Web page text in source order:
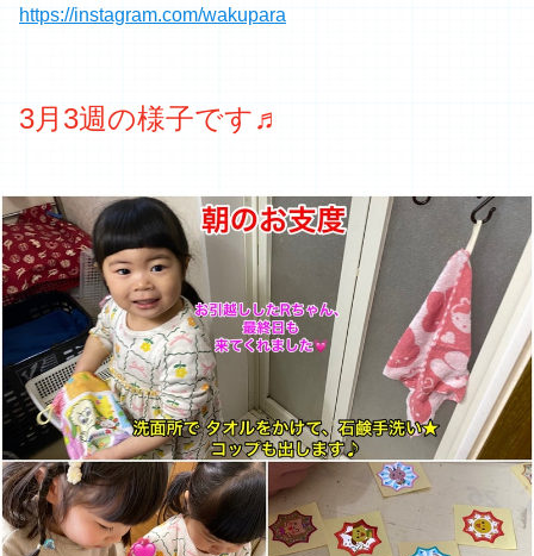
https://instagram.com/wakupara
3月3週の様子です♬